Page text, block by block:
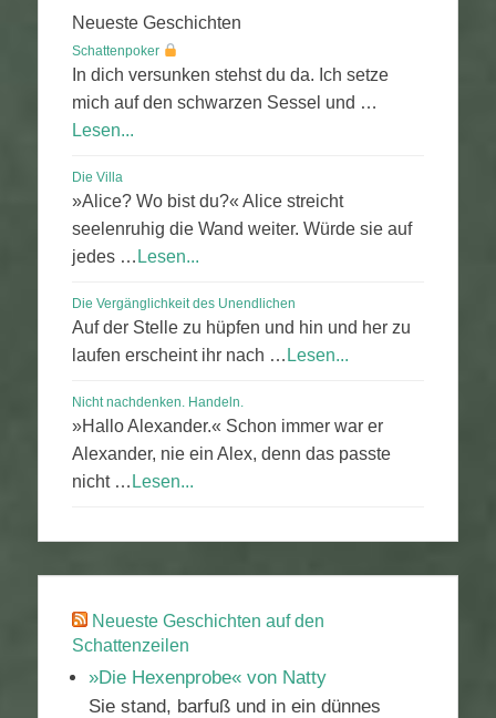
Neueste Geschichten
Schattenpoker
In dich versunken stehst du da. Ich setze
mich auf den schwarzen Sessel und …
Lesen...
Die Villa
»Alice? Wo bist du?« Alice streicht
seelenruhig die Wand weiter. Würde sie auf
jedes … Lesen...
Die Vergänglichkeit des Unendlichen
Auf der Stelle zu hüpfen und hin und her zu
laufen erscheint ihr nach … Lesen...
Nicht nachdenken. Handeln.
»Hallo Alexander.« Schon immer war er
Alexander, nie ein Alex, denn das passte
nicht … Lesen...
Neueste Geschichten auf den
Schattenzeilen
»Die Hexenprobe« von Natty
Sie stand, barfuß und in ein dünnes